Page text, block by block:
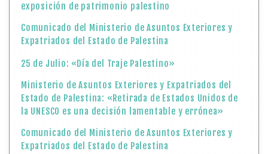
exposición de patrimonio palestino
Comunicado del Ministerio de Asuntos Exteriores y
Expatriados del Estado de Palestina
25 de Julio: «Día del Traje Palestino»
Ministerio de Asuntos Exteriores y Expatriados del
Estado de Palestina: «Retirada de Estados Unidos de
la UNESCO es una decisión lamentable y errónea»
Comunicado del Ministerio de Asuntos Exteriores y
Expatriados del Estado de Palestina